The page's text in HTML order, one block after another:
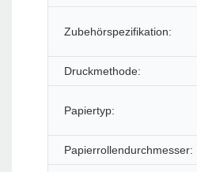
Zubehörspezifikation:
Druckmethode:
Papiertyp:
Papierrollendurchmesser: